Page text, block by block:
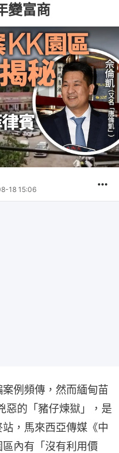
變富商
18 15:06
例頻傳，然而緬甸苗
惡的「豬仔煉獄」，是
，馬來西亞傳媒《中
內有「沒有利用價